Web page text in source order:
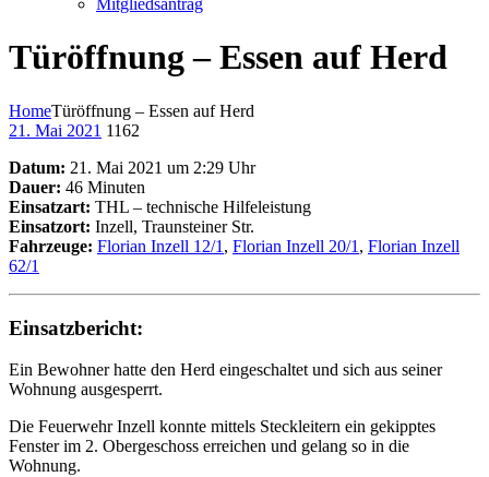
Mitgliedsantrag
Türöffnung – Essen auf Herd
HomeTüröffnung – Essen auf Herd
21. Mai 2021 1162
Datum: 21. Mai 2021 um 2:29 Uhr
Dauer: 46 Minuten
Einsatzart: THL – technische Hilfeleistung
Einsatzort: Inzell, Traunsteiner Str.
Fahrzeuge: Florian Inzell 12/1 , Florian Inzell 20/1 , Florian Inzell
62/1
Einsatzbericht:
Ein Bewohner hatte den Herd eingeschaltet und sich aus seiner
Wohnung ausgesperrt.
Die Feuerwehr Inzell konnte mittels Steckleitern ein gekipptes
Fenster im 2. Obergeschoss erreichen und gelang so in die
Wohnung.